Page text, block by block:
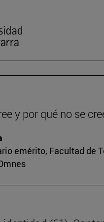
y por qué no se
emérito, Facultad de